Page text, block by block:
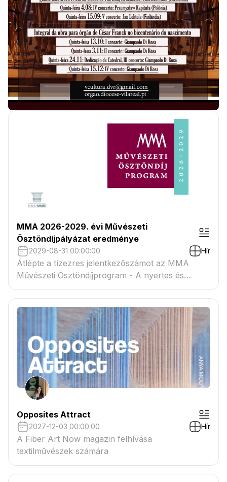
MMA 2026-2029. évi Művészeti
Ösztöndíjpályázat eredménye
2029-08-31 00:00:00 Hír
Átlépte a tízezres jelentkezőszámot az MMA
Művészeti Ösztöndíjprogram - A nyertes és
tartaléklistás pályázók névsora megtekinthető a
csatolmányban
Opposites Attract
2027-12-03 00:00:00 Hír
A Fiber Art Now magazin felhívása
textilművészek számára